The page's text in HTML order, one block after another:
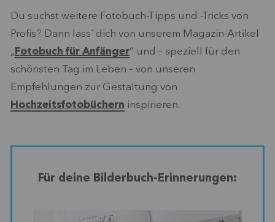
Du suchst weitere Fotobuch-Tipps und -Tricks von
Profis? Dann lass´ dich von unserem Magazin-Artikel
„ Fotobuch für Anfänger“ und – speziell für den
schönsten Tag im Leben – von unseren
Empfehlungen zur Gestaltung von
Hochzeitsfotobüchern inspirieren.
Für deine Bilderbuch-Erinnerungen: